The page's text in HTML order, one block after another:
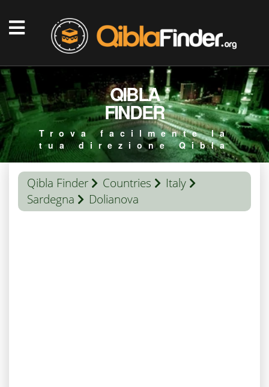
QIBLA
FINDER
Trova facilmente la
tua direzione Qibla
Qibla Finder Countries
Italy
Sardegna
Dolianova